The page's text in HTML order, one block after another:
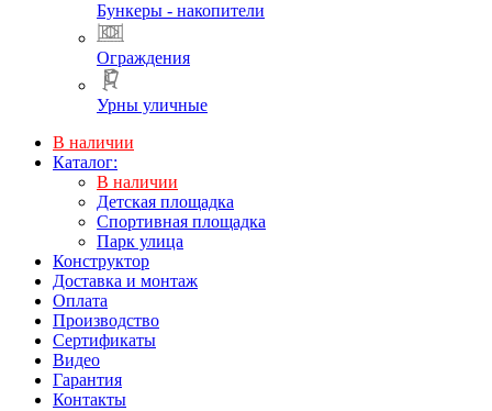
Бункеры - накопители
Ограждения
Урны уличные
В наличии
Каталог:
В наличии
Детская площадка
Спортивная площадка
Парк улица
Конструктор
Доставка и монтаж
Оплата
Производство
Сертификаты
Видео
Гарантия
Контакты